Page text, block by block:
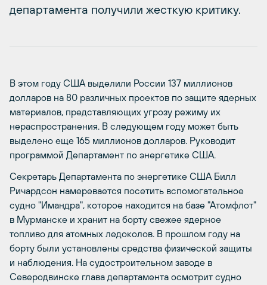
департамента получили жесткую критику.
В этом году США выделили России 137 миллионов
долларов на 80 различных проектов по защите ядерных
материалов, представляющих угрозу режиму их
нераспространения. В следующем году может быть
выделено еще 165 миллионов долларов. Руководит
программой Департамент по энергетике США.
Секретарь Департамента по энергетике США Билл
Ричардсон намеревается посетить вспомогательное
судно "Имандра", которое находится на базе "Атомфлот"
в Мурманске и хранит на борту свежее ядерное
топливо для атомных ледоколов. В прошлом году на
борту были установлены средства физической защиты
и наблюдения. На судостроительном заводе в
Северодвинске глава департамента осмотрит судно